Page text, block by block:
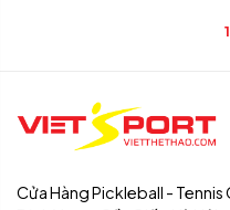
1
Cửa Hàng Pickleball - Tennis